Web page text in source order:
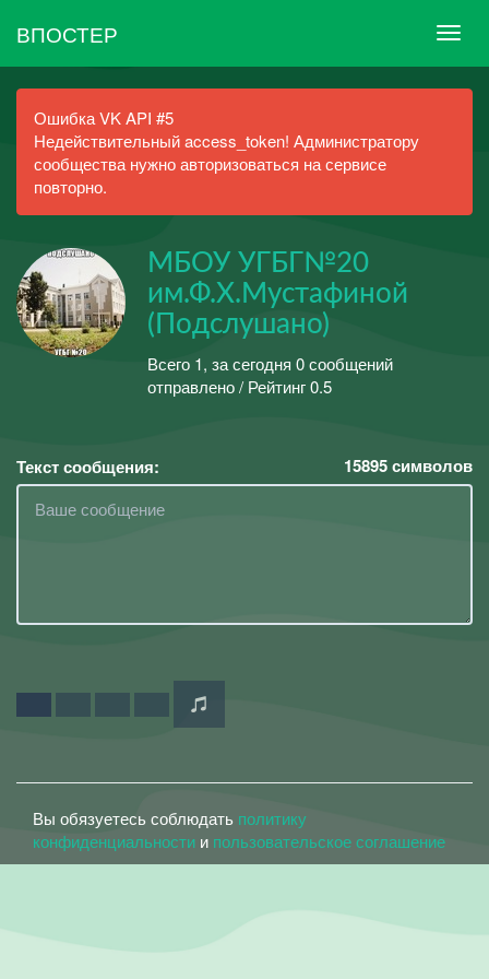
ВПОСТЕР
Ошибка VK API #5
Недействительный access_token! Администратору
сообщества нужно авторизоваться на сервисе
повторно.
МБОУ УГБГ№20
им.Ф.Х.Мустафиной
(Подслушано)
Всего 1, за сегодня 0 сообщений
отправлено / Рейтинг 0.5
Текст сообщения: 15895символов
Вы обязуетесь соблюдать политику
конфиденциальности и пользовательское соглашение